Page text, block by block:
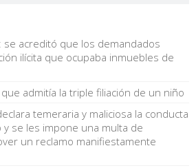
acreditó que los demandados
ilícita que ocupaba inmuebles de
admitía la triple filiación de un niño
temeraria y maliciosa la conducta
y se les impone una multa de
un reclamo manifiestamente